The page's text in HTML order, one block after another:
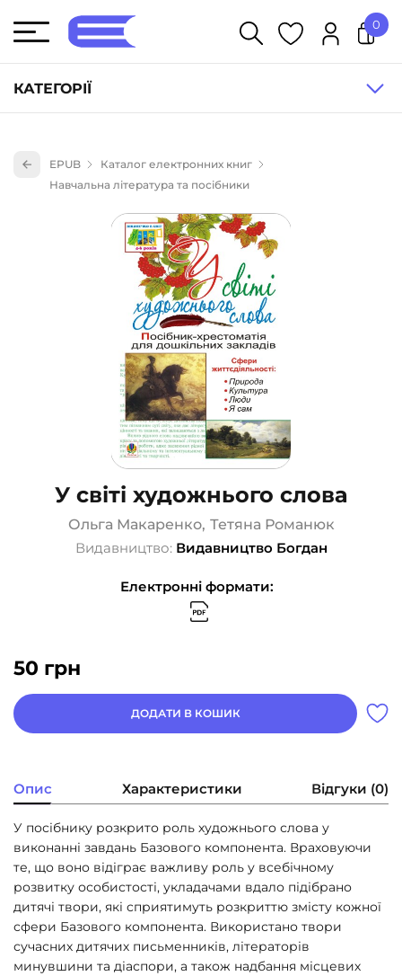
КАТЕГОРІЇ
Книги для дітей (836)
Науково-популярна література (1015)
Навчальна література та посібники (527)
Енциклопедії, довідники, словники (55)
Подарункові сертифікати (1)
0
EPUB
Каталог електронних книг
Навчальна література та посібники
У світі художнього слова
Ольга Макаренко, Тетяна Романюк
Видавництво: Видавництво Богдан
Електронні формати:
50 грн
ДОДАТИ В КОШИК
Опис Характеристики Відгуки (0)
У посібнику розкрито роль художнього слова у
виконанні завдань Базового компонента. Враховуючи
те, що воно відіграє важливу роль у всебічному
розвитку особистості, укладачами вдало підібрано
дитячі твори, які сприятимуть розкриттю змісту кожної
сфери Базового компонента. Використано твори
сучасних дитячих письменників, літераторів
минувшини та діаспори, а також надбання місцевих